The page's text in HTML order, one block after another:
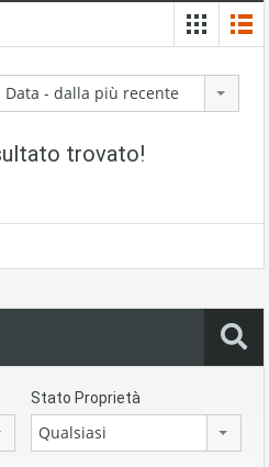
Data - dalla più recente
trovato!
Stato Proprietà
Qualsiasi